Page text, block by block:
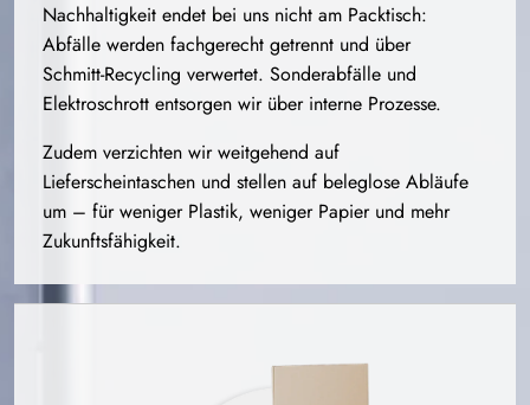
Nachhaltigkeit endet bei uns nicht am Packtisch:
Abfälle werden fachgerecht getrennt und über
Schmitt-Recycling verwertet. Sonderabfälle und
Elektroschrott entsorgen wir über interne Prozesse.
Zudem verzichten wir weitgehend auf
Lieferscheintaschen und stellen auf beleglose Abläufe
um – für weniger Plastik, weniger Papier und mehr
Zukunftsfähigkeit.